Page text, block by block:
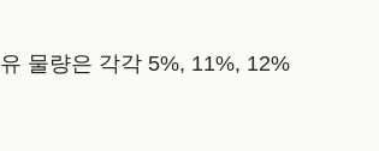
물량은 각각 5%, 11%, 12%